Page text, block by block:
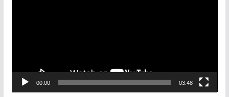
V
00:00 03:48